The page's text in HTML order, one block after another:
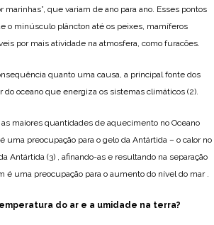
que variam de ano para ano. Esses pontos
o minúsculo plâncton até os peixes, mamíferos
por mais atividade na atmosfera, como furacões.
quanto uma causa, a principal fonte dos
oceano que energiza os sistemas climáticos (2).
maiores quantidades de aquecimento no Oceano
uma preocupação para o gelo da Antártida – o calor no
Antártida (3) , afinando-as e resultando na separação
uma preocupação para o aumento do nível do mar .
do ar e a umidade na terra?